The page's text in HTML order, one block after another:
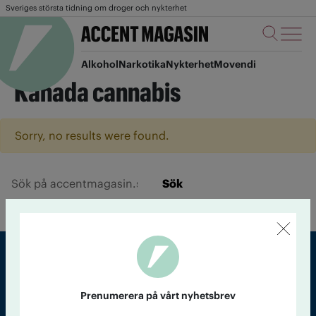
Sveriges största tidning om droger och nykterhet
AlkoholNarkotikaNykterhetMovendi
Kanada cannabis
Sorry, no results were found.
Sök
Prenumerera på vårt nyhetsbrev